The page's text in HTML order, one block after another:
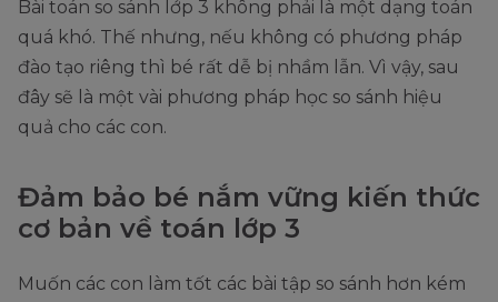
Bài toán so sánh lớp 3 không phải là một dạng toán
quá khó. Thế nhưng, nếu không có phương pháp
đào tạo riêng thì bé rất dễ bị nhầm lẫn. Vì vậy, sau
đây sẽ là một vài phương pháp học so sánh hiệu
quả cho các con.
Đảm bảo bé nắm vững kiến thức
cơ bản về toán lớp 3
Muốn các con làm tốt các bài tập so sánh hơn kém